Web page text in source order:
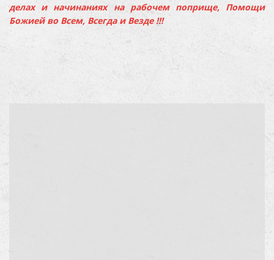
делах и начинаниях на рабочем поприще, Помощи
Божией во Всем, Всегда и Везде !!!